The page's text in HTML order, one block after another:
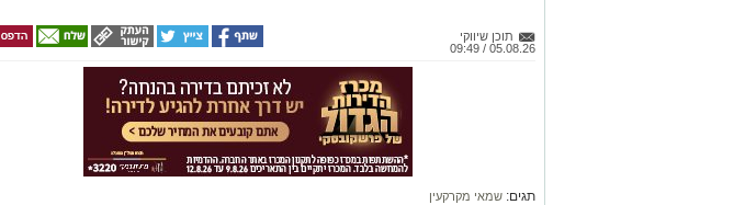
תוכן שיווקי
05.08.26 / 09:49
תגים: שמאי מקרקעין